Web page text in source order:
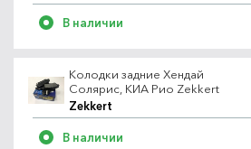
В наличии
Колодки задние Хендай
Солярис, КИА Рио Zekkert
Zekkert
В наличии